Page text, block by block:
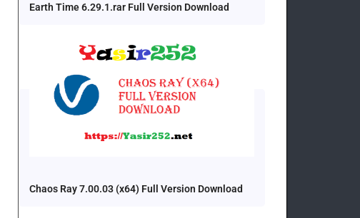
Earth Time 6.29.1.rar Full Version Download
Chaos Ray 7.00.03 (x64) Full Version Download